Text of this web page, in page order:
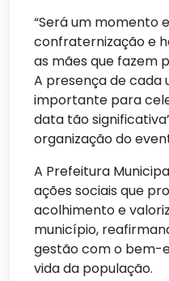
“Será um momento
confraternização e
as mães que fazem
A presença de cada
importante para
data tão
organização do
A Prefeitura
ações sociais que
acolhimento e
município,
gestão com o bem-
vida da população.